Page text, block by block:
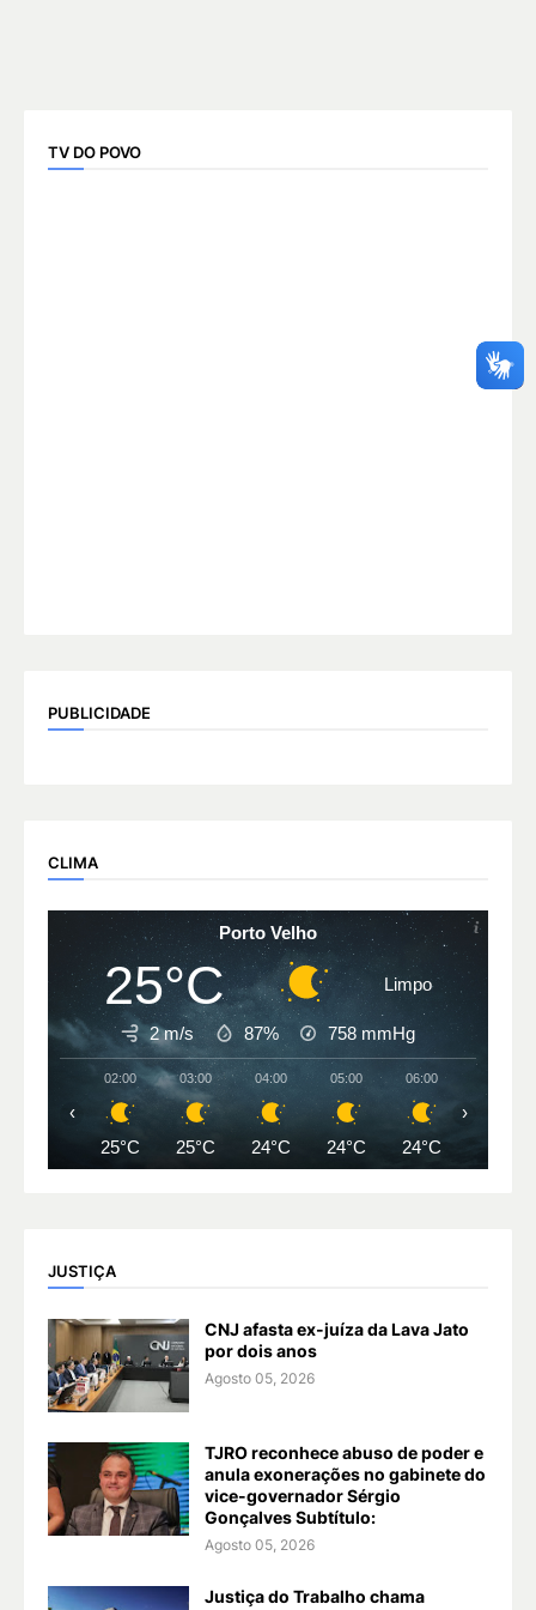
TV DO POVO
PUBLICIDADE
CLIMA
Porto Velho
25°C Limpo
2 m/s 87% 758 mmHg
02:00
25°C
03:00
25°C
04:00
24°C
05:00
24°C
06:00
24°C
‹ ›
JUSTIÇA
CNJ afasta ex-juíza da Lava Jato
por dois anos
Agosto 05, 2026
TJRO reconhece abuso de poder e
anula exonerações no gabinete do
vice-governador Sérgio
Gonçalves Subtítulo:
Agosto 05, 2026
Justiça do Trabalho chama